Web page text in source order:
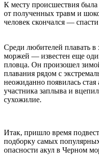
К месту происшествия
от полученных травм и
человек скончался — спасти
Среди любителей плавать
моржей — известен еще
пловца. Он произошел
плавания рядом с
неожиданно появилась
участника заплыва и
сухожилие.
Итак, пришло время
подборку самых
опасности акул в Черном